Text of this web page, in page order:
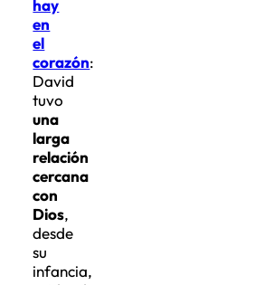
hay
en
el
corazón:
David
tuvo
una
larga
relación
cercana
con
Dios,
desde
su
infancia,